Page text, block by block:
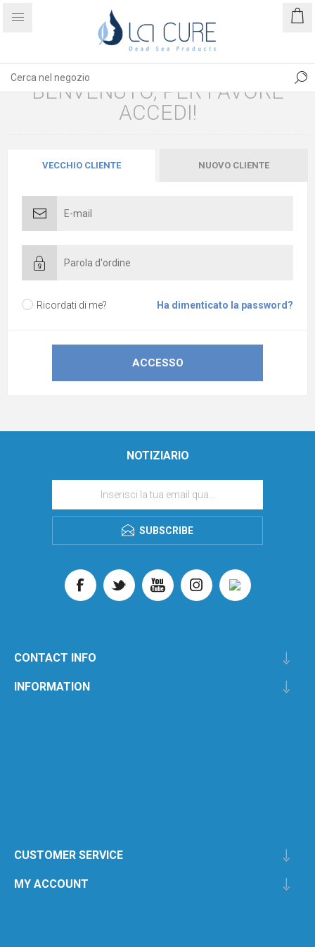
BENVENUTO, PER FAVORE
ACCEDI!
VECCHIO CLIENTE NUOVO CLIENTE
Ricordati di me? Ha dimenticato la password?
NOTIZIARIO
SUBSCRIBE
CONTACT INFO
INFORMATION
CUSTOMER SERVICE
MY ACCOUNT